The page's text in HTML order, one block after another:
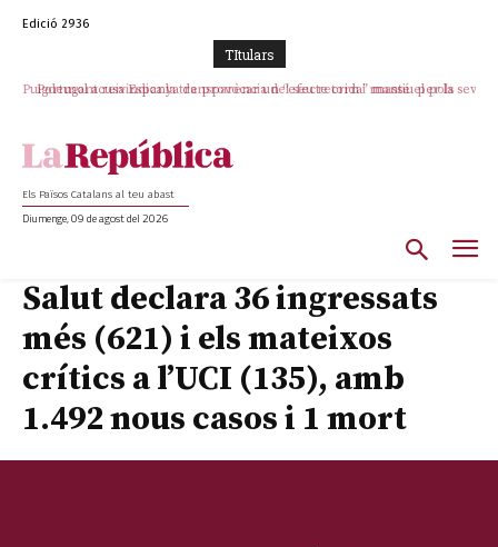
Edició 2936
TItulars
Puigdemont reivindica la transparència del seu retorn i manté el pols
Portugal acusa Espanya de provocar un “efecte crida” massiu per la seva
Els Països Catalans al teu abast
Diumenge, 09 de agost del 2026
Salut declara 36 ingressats
més (621) i els mateixos
crítics a l’UCI (135), amb
1.492 nous casos i 1 mort